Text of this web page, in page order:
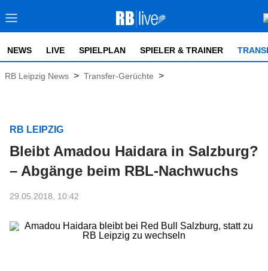
NEWS LIVE SPIELPLAN SPIELER & TRAINER
RB Leipzig News > Transfer-Gerüchte >
RB LEIPZIG
Bleibt Amadou Haidara in Salzburg?
– Abgänge beim RBL-Nachwuchs
29.05.2018, 10:42